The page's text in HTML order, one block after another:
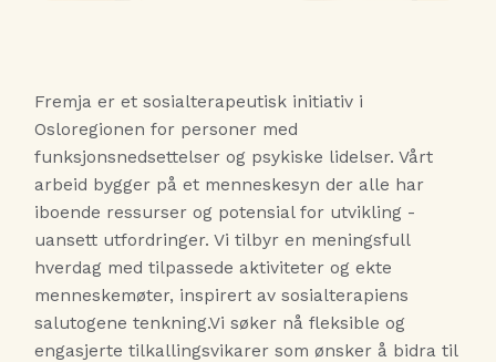
Fremja er et sosialterapeutisk initiativ i
Osloregionen for personer med
funksjonsnedsettelser og psykiske lidelser. Vårt
arbeid bygger på et menneskesyn der alle har
iboende ressurser og potensial for utvikling -
uansett utfordringer. Vi tilbyr en meningsfull
hverdag med tilpassede aktiviteter og ekte
menneskemøter, inspirert av sosialterapiens
salutogene tenkning.Vi søker nå fleksible og
engasjerte tilkallingsvikarer som ønsker å bidra til